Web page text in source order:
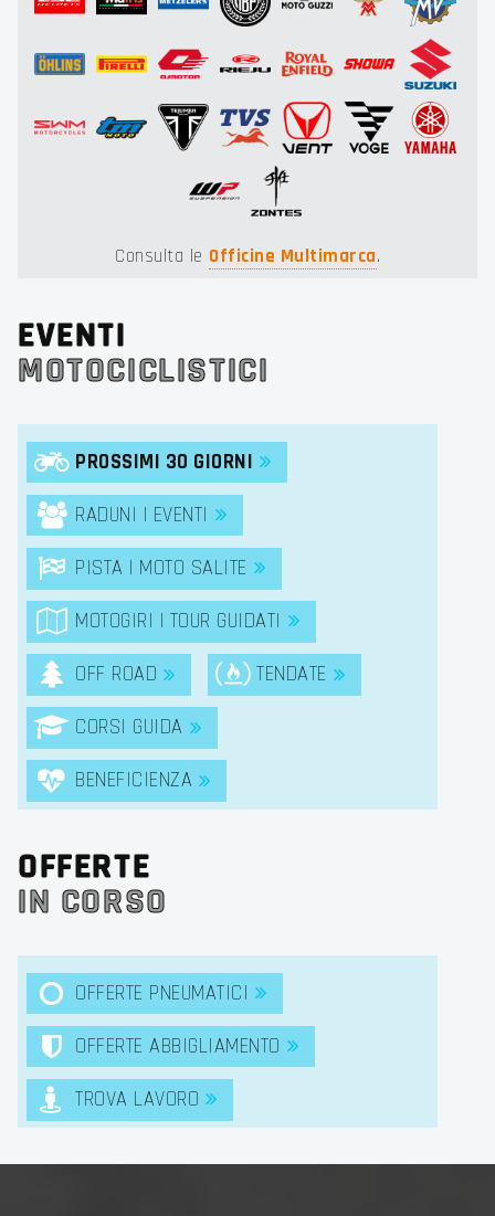
Consulta le Officine Multimarca.
EVENTI
MOTOCICLISTICI
PROSSIMI 30 GIORNI
RADUNI | EVENTI
PISTA | MOTO SALITE
MOTOGIRI | TOUR GUIDATI
OFF ROAD TENDATE
CORSI GUIDA
BENEFICIENZA
OFFERTE
IN CORSO
OFFERTE PNEUMATICI
OFFERTE ABBIGLIAMENTO
TROVA LAVORO